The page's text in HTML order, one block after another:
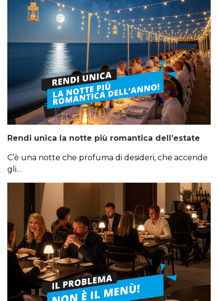
Rendi unica la notte più romantica dell’estate
C’è una notte che profuma di desideri, che accende
gli…